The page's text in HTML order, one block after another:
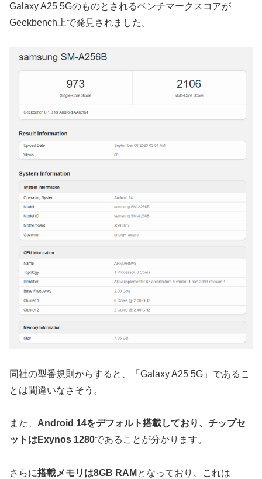
Galaxy A25 5Gのものとされるベンチマークスコアが
Geekbench上で発見されました。
同社の型番規則からすると、「Galaxy A25 5G」であるこ
とは間違いなさそう。
また、 Android 14をデフォルト搭載しており、チップセ
ットはExynos 1280であることが分かります。
さらに搭載メモリは8GB RAM となっており、これは